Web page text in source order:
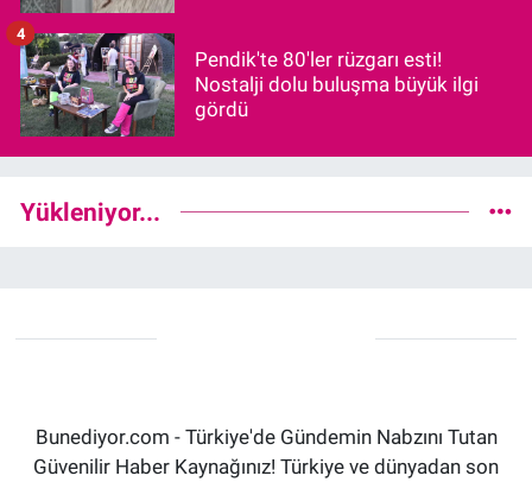
Pendik'te 80'ler rüzgarı esti!
Nostalji dolu buluşma büyük ilgi
gördü
4
Yükleniyor...
Bunediyor.com - Türkiye'de Gündemin Nabzını Tutan
Güvenilir Haber Kaynağınız! Türkiye ve dünyadan son